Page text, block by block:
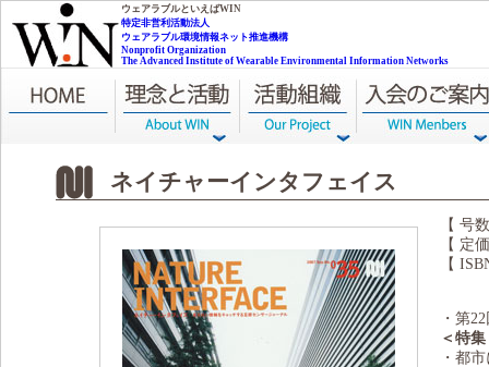
ウェアラブルといえばWIN
特定非営利活動法人
ウェアラブル環境情報ネット推進機構
Nonprofit Organization
The Advanced Institute of Wearable Environmental Information Networks
ネイチャーインタフェイス
【 号
【 定
【
・第
＜特
・都